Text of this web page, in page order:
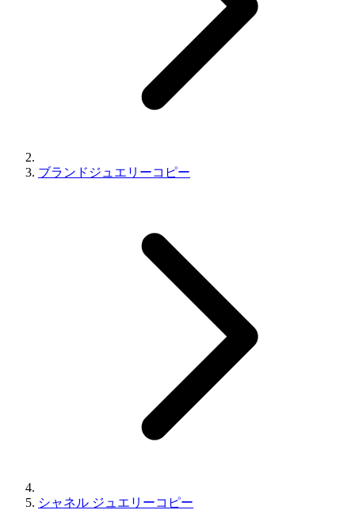
ブランドジュエリーコピー
シャネル ジュエリーコピー